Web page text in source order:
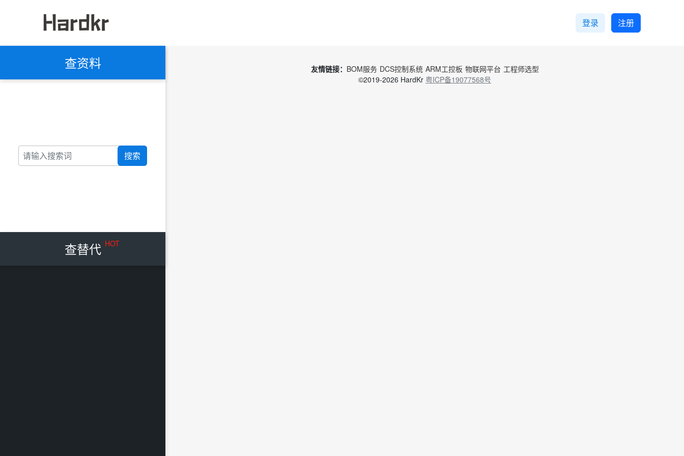
登录 注册
查资料
搜索
查替代 HOT
友情链接： BOM服务 DCS控制系统 ARM工控板 物联网平台 工程师选型
©2019-2026 HardKr 粤ICP备19077568号